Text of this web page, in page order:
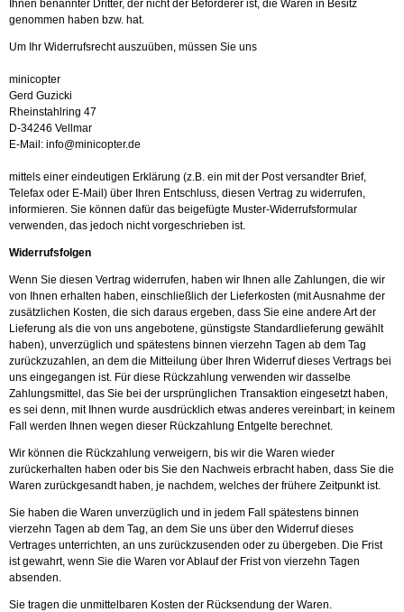
Ihnen benannter Dritter, der nicht der Beförderer ist, die Waren in Besitz
genommen haben bzw. hat.
Um Ihr Widerrufsrecht auszuüben, müssen Sie uns
minicopter
Gerd Guzicki
Rheinstahlring 47
D-34246 Vellmar
E-Mail: info@minicopter.de
mittels einer eindeutigen Erklärung (z.B. ein mit der Post versandter Brief,
Telefax oder E-Mail) über Ihren Entschluss, diesen Vertrag zu widerrufen,
informieren. Sie können dafür das beigefügte Muster-Widerrufsformular
verwenden, das jedoch nicht vorgeschrieben ist.
Widerrufsfolgen
Wenn Sie diesen Vertrag widerrufen, haben wir Ihnen alle Zahlungen, die wir
von Ihnen erhalten haben, einschließlich der Lieferkosten (mit Ausnahme der
zusätzlichen Kosten, die sich daraus ergeben, dass Sie eine andere Art der
Lieferung als die von uns angebotene, günstigste Standardlieferung gewählt
haben), unverzüglich und spätestens binnen vierzehn Tagen ab dem Tag
zurückzuzahlen, an dem die Mitteilung über Ihren Widerruf dieses Vertrags bei
uns eingegangen ist. Für diese Rückzahlung verwenden wir dasselbe
Zahlungsmittel, das Sie bei der ursprünglichen Transaktion eingesetzt haben,
es sei denn, mit Ihnen wurde ausdrücklich etwas anderes vereinbart; in keinem
Fall werden Ihnen wegen dieser Rückzahlung Entgelte berechnet.
Wir können die Rückzahlung verweigern, bis wir die Waren wieder
zurückerhalten haben oder bis Sie den Nachweis erbracht haben, dass Sie die
Waren zurückgesandt haben, je nachdem, welches der frühere Zeitpunkt ist.
Sie haben die Waren unverzüglich und in jedem Fall spätestens binnen
vierzehn Tagen ab dem Tag, an dem Sie uns über den Widerruf dieses
Vertrages unterrichten, an uns zurückzusenden oder zu übergeben. Die Frist
ist gewahrt, wenn Sie die Waren vor Ablauf der Frist von vierzehn Tagen
absenden.
Sie tragen die unmittelbaren Kosten der Rücksendung der Waren.